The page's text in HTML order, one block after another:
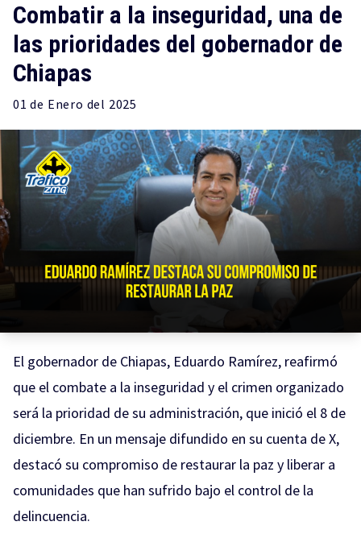
Combatir a la inseguridad, una de
las prioridades del gobernador de
Chiapas
01 de Enero del 2025
El gobernador de Chiapas, Eduardo Ramírez, reafirmó
que el combate a la inseguridad y el crimen organizado
será la prioridad de su administración, que inició el 8 de
diciembre. En un mensaje difundido en su cuenta de X,
destacó su compromiso de restaurar la paz y liberar a
comunidades que han sufrido bajo el control de la
delincuencia.